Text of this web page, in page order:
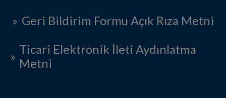
Geri Bildirim Formu Açık Rıza Metni
Ticari Elektronik İleti Aydınlatma
Metni